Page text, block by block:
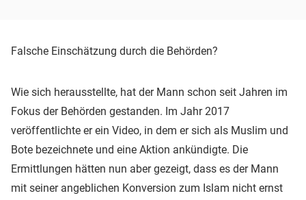
Falsche Einschätzung durch die Behörden?
Wie sich herausstellte, hat der Mann schon seit Jahren im
Fokus der Behörden gestanden. Im Jahr 2017
veröffentlichte er ein Video, in dem er sich als Muslim und
Bote bezeichnete und eine Aktion ankündigte. Die
Ermittlungen hätten nun aber gezeigt, dass es der Mann
mit seiner angeblichen Konversion zum Islam nicht ernst